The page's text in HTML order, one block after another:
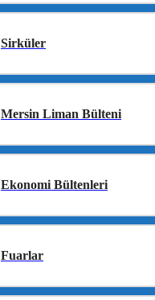
Sirküler
Mersin Liman Bülteni
Ekonomi Bültenleri
Fuarlar